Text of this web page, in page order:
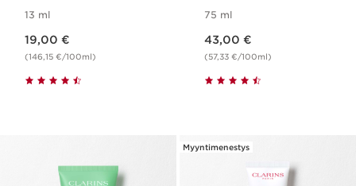
13 ml
19,00 €
(146,15 €/100ml)
75 ml
43,00 €
(57,33 €/100ml)
Myyntimenestys